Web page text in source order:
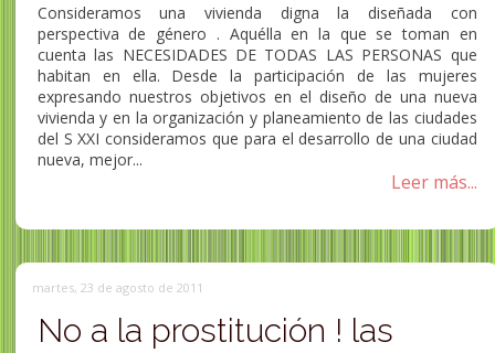
Consideramos una vivienda digna la diseñada con
perspectiva de género . Aquélla en la que se toman en
cuenta las NECESIDADES DE TODAS LAS PERSONAS que
habitan en ella. Desde la participación de las mujeres
expresando nuestros objetivos en el diseño de una nueva
vivienda y en la organización y planeamiento de las ciudades
del S XXI consideramos que para el desarrollo de una ciudad
nueva, mejor...
Leer más...
martes, 23 de agosto de 2011
No a la prostitución ! las